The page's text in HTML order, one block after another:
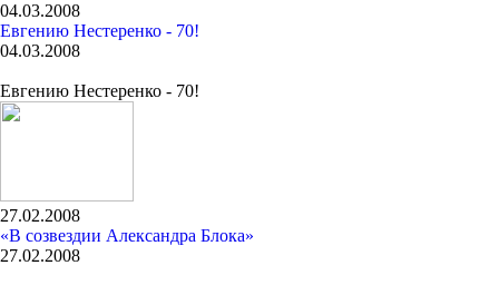
04.03.2008
Евгению Нестеренко - 70!
04.03.2008
Евгению Нестеренко - 70!
27.02.2008
«В созвездии Александра Блока»
27.02.2008